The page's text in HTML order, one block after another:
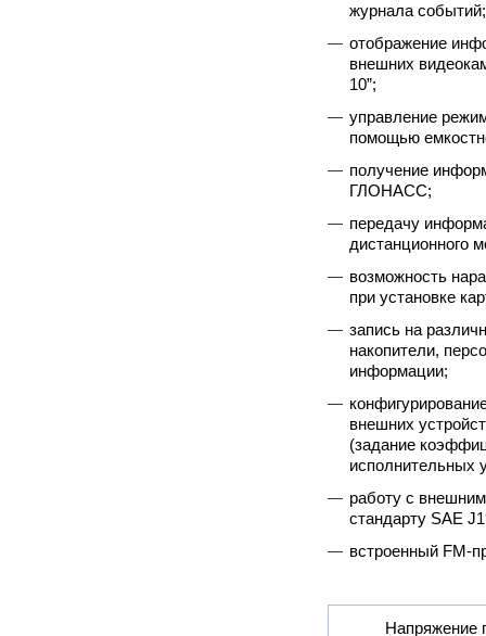
журнала событий;
отображение
внешних
10”;
управление
помощью
получение
ГЛОНАСС;
передачу
дистанционного
возможность
при установке
запись на
накопители,
информации;
внешних
(задание
исполнительных
работу с
стандарту SAE
встроенный FM-
Напряжение